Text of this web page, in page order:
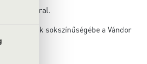
műsorral.
a műfajok sokszínűségébe a Vándor